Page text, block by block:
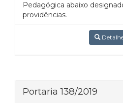
Pedagógica abaixo
providências.
Portaria 138/2019